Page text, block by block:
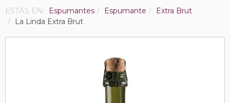
ESTÁS EN: Espumantes Espumante
Extra Brut
La Linda Extra Brut